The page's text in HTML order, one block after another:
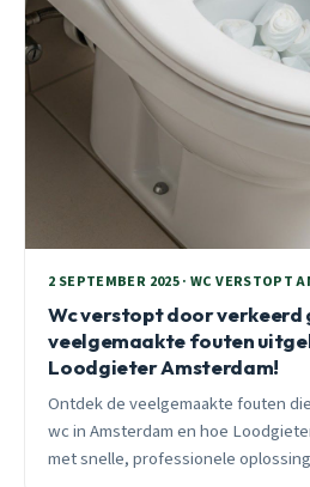
2 SEPTEMBER 2025 · WC VERSTOPT
Wc verstopt door verkeerd
veelgemaakte fouten
Loodgieter Amsterdam!
Ontdek de veelgemaakte fouten
wc in Amsterdam en hoe
met snelle, professionele